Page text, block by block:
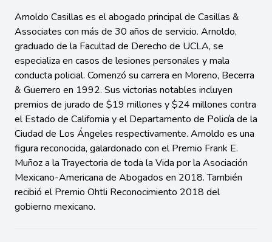
Arnoldo Casillas es el abogado principal de Casillas &
Associates con más de 30 años de servicio. Arnoldo,
graduado de la Facultad de Derecho de UCLA, se
especializa en casos de lesiones personales y mala
conducta policial. Comenzó su carrera en Moreno, Becerra
& Guerrero en 1992. Sus victorias notables incluyen
premios de jurado de $19 millones y $24 millones contra
el Estado de California y el Departamento de Policía de la
Ciudad de Los Ángeles respectivamente. Arnoldo es una
figura reconocida, galardonado con el Premio Frank E.
Muñoz a la Trayectoria de toda la Vida por la Asociación
Mexicano-Americana de Abogados en 2018. También
recibió el Premio Ohtli Reconocimiento 2018 del
gobierno mexicano.